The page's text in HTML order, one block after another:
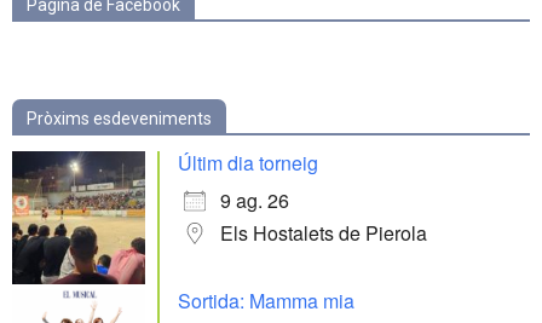
Pàgina de Facebook
Pròxims esdeveniments
Últim dia torneig
9 ag. 26
Els Hostalets de Pierola
Sortida: Mamma mia